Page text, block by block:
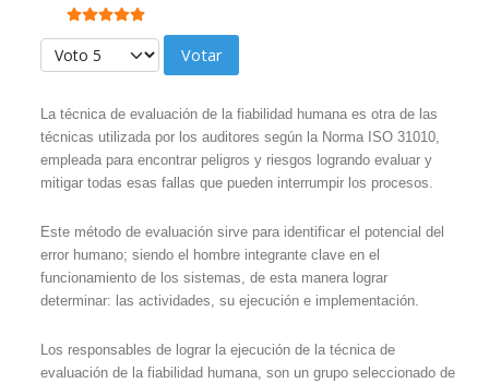
Ratio:5/5
Por favor, vote
La técnica de evaluación de la fiabilidad humana es otra de las
técnicas utilizada por los auditores según la Norma ISO 31010,
empleada para encontrar peligros y riesgos logrando evaluar y
mitigar todas esas fallas que pueden interrumpir los procesos.
Este método de evaluación sirve para identificar el potencial del
error humano; siendo el hombre integrante clave en el
funcionamiento de los sistemas, de esta manera lograr
determinar: las actividades, su ejecución e implementación.
Los responsables de lograr la ejecución de la técnica de
evaluación de la fiabilidad humana, son un grupo seleccionado de